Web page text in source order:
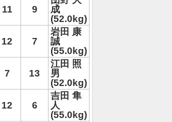
11 9
成
(52.0kg)
12 7
岩田 康
誠
(55.0kg)
7 13
江田 照
男
(52.0kg)
12 6
吉田 隼
人
(55.0kg)